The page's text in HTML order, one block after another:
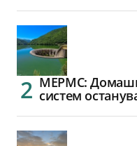
МЕРМС:
систем